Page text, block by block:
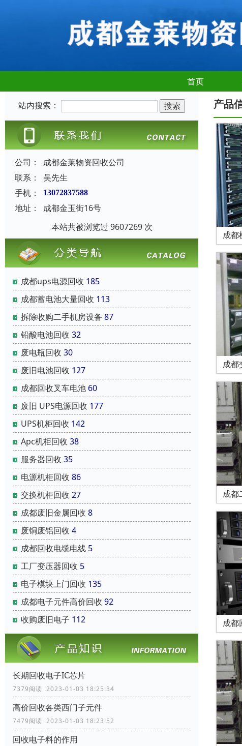
首页
站内搜索：
公司：
成都金莱物资回收公司
联系：
吴先生
手机：
13072837588
地址：
成都金玉街16号
本站共被浏览过 9607269 次
成都ups电源回收 185
成都蓄电池大量回收 113
拆除收购二手机房设备 87
铅酸电池回收 32
废电瓶回收 30
废旧电池回收 127
成都回收叉车电池 60
废旧 UPS电源回收 177
UPS机柜回收 142
Apc机柜回收 38
服务器回收 35
电源机柜回收 86
交换机柜回收 27
成都废旧金属回收 8
废铜废铝回收 4
成都回收电缆电线 5
工厂变压器回收 5
电子模块上门回收 135
成都电子元件高价回收 92
收购废旧电子 112
长期回收电子IC芯片
7379阅读 2023-01-03 18:25:34
高价回收各类西门子元件
7479阅读 2023-01-03 18:23:52
回收电子料的作用
产品
成都
成都
成都
成都